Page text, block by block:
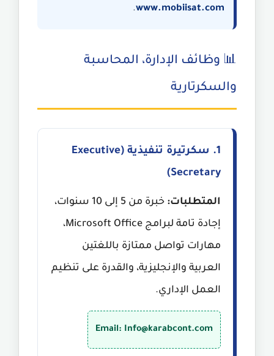
www.mobiisat.com
.
📊 وظائف الإدارة، المحاسبة
والسكرتارية
1. سكرتيرة تنفيذية (Executive
Secretary)
المتطلبات:
خبرة من 5 إلى 10 سنوات،
إجادة تامة لبرامج Microsoft Office،
مهارات تواصل ممتازة باللغتين
العربية والإنجليزية، والقدرة على تنظيم
العمل الإداري.
Email: Info@karabcont.com